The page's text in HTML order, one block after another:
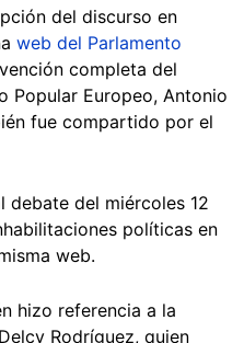
del discurso en
web del Parlamento
completa del
Popular Europeo, Antonio
fue compartido por el
debate del miércoles 12
políticas en
web.
hizo referencia a la
Rodríguez, quien